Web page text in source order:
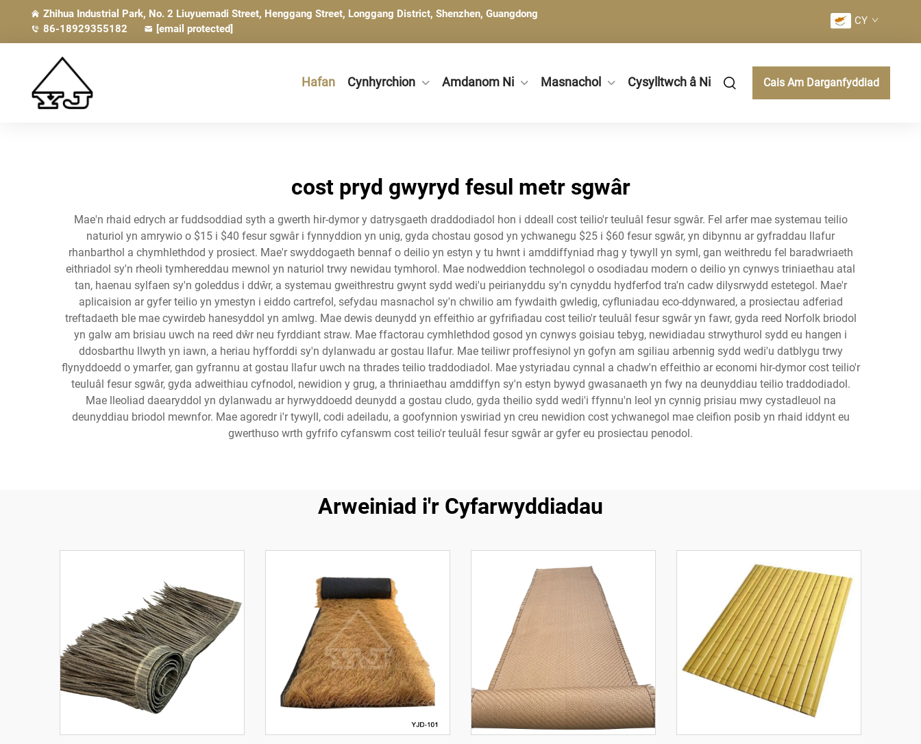
Zhihua Industrial Park, No. 2 Liuyuemadi Street, Henggang Street, Longgang District, Shenzhen, Guangdong
86-18929355182
[email protected]
CY
Hafan Cynhyrchion Amdanom Ni Masnachol Cysylltwch â Ni Cais Am Darganfyddiad
cost pryd gwyryd fesul metr sgwâr
Mae'n rhaid edrych ar fuddsoddiad syth a gwerth hir-dymor y datrysgaeth draddodiadol hon i ddeall cost teilio'r teuluâl fesur sgwâr. Fel arfer mae systemau teilio
naturiol yn amrywio o $15 i $40 fesur sgwâr i fynnyddion yn unig, gyda chostau gosod yn ychwanegu $25 i $60 fesur sgwâr, yn dibynnu ar gyfraddau llafur
rhanbarthol a chymhlethdod y prosiect. Mae'r swyddogaeth bennaf o deilio yn estyn y tu hwnt i amddiffyniad rhag y tywyll yn syml, gan weithredu fel baradwriaeth
eithriadol sy'n rheoli tymhereddau mewnol yn naturiol trwy newidau tymhorol. Mae nodweddion technolegol o osodiadau modern o deilio yn cynwys triniaethau atal
tan, haenau sylfaen sy'n goleddus i ddŵr, a systemau gweithrestru gwynt sydd wedi'u peirianyddu sy'n cynyddu hydferfod tra'n cadw dilysrwydd estetegol. Mae'r
aplicaision ar gyfer teilio yn ymestyn i eiddo cartrefol, sefydau masnachol sy'n chwilio am fywdaith gwledig, cyfluniadau eco-ddynwared, a prosiectau adferiad
treftadaeth ble mae cywirdeb hanesyddol yn amlwg. Mae dewis deunydd yn effeithio ar gyfrifiadau cost teilio'r teuluâl fesur sgwâr yn fawr, gyda reed Norfolk briodol
yn galw am brisiau uwch na reed dŵr neu fyrddiant straw. Mae ffactorau cymhlethdod gosod yn cynwys goisiau tebyg, newidiadau strwythurol sydd eu hangen i
ddosbarthu llwyth yn iawn, a heriau hyfforddi sy'n dylanwadu ar gostau llafur. Mae teiliwr proffesiynol yn gofyn am sgiliau arbennig sydd wedi'u datblygu trwy
flynyddoedd o ymarfer, gan gyfrannu at gostau llafur uwch na thrades teilio traddodiadol. Mae ystyriadau cynnal a chadw'n effeithio ar economi hir-dymor cost teilio'r
teuluâl fesur sgwâr, gyda adweithiau cyfnodol, newidion y grug, a thriniaethau amddiffyn sy'n estyn bywyd gwasanaeth yn fwy na deunyddiau teilio traddodiadol.
Mae lleoliad daearyddol yn dylanwadu ar hyrwyddoedd deunydd a gostau cludo, gyda theilio sydd wedi'i ffynnu'n leol yn cynnig prisiau mwy cystadleuol na
deunyddiau briodol mewnfor. Mae agoredr i'r tywyll, codi adeiladu, a goofynnion yswiriad yn creu newidion cost ychwanegol mae cleifion posib yn rhaid iddynt eu
gwerthuso wrth gyfrifo cyfanswm cost teilio'r teuluâl fesur sgwâr ar gyfer eu prosiectau penodol.
Arweiniad i'r Cyfarwyddiadau